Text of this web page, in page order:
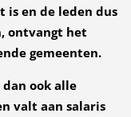
is en de leden dus
ontvangt het
gemeenten.
ook alle
valt aan salaris